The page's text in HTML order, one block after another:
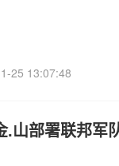
25 13:07:48
山部署联邦军